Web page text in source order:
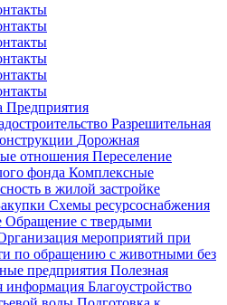
Предприятия
Разрешительная
Дорожная
отношения Переселение
фонда Комплексные
в жилой застройке
Схемы ресурсоснабжения
Обращение с твердыми
мероприятий при
по обращению с животными без
предприятия Полезная
информация Благоустройство